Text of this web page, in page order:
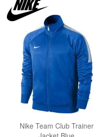
Nike Team Club Trainer